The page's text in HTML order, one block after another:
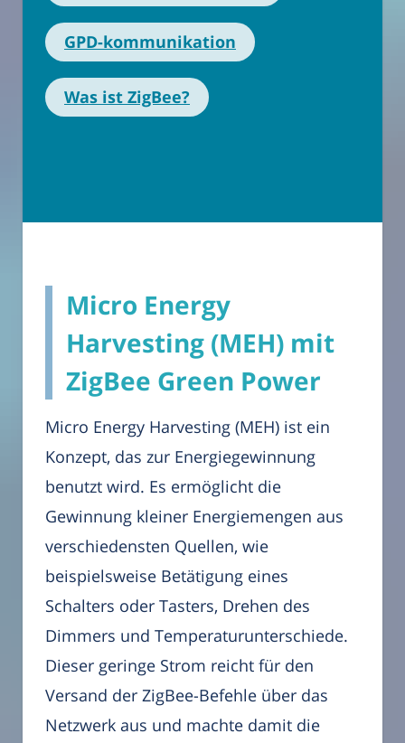
GPD-kommunikation
Was ist ZigBee?
Micro Energy
Harvesting (MEH) mit
ZigBee Green Power
Micro Energy Harvesting (MEH) ist ein
Konzept, das zur Energiegewinnung
benutzt wird. Es ermöglicht die
Gewinnung kleiner Energiemengen aus
verschiedensten Quellen, wie
beispielsweise Betätigung eines
Schalters oder Tasters, Drehen des
Dimmers und Temperaturunterschiede.
Dieser geringe Strom reicht für den
Versand der ZigBee-Befehle über das
Netzwerk aus und machte damit die